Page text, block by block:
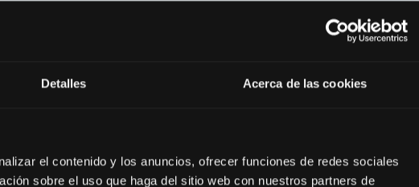
Detalles Acerca de las cookies
el contenido y los anuncios, ofrecer funciones de redes sociales
sobre el uso que haga del sitio web con nuestros partners de
para descobrir as
para si.